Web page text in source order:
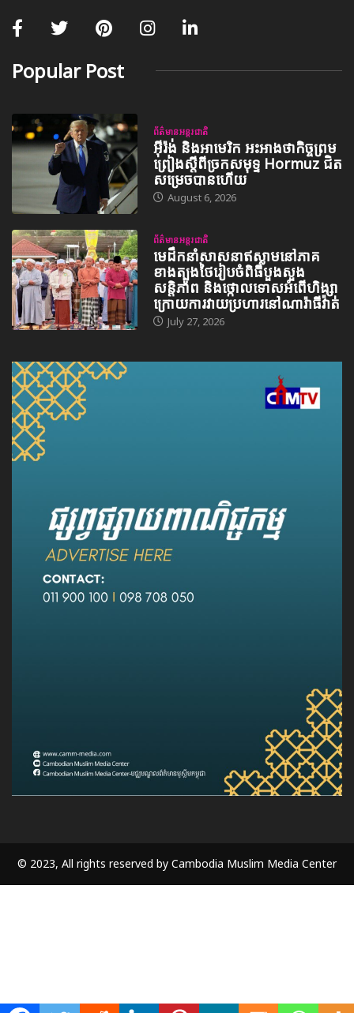
Popular Post
ព័ត៌មានអន្តរជាតិ
អ៊ីរ៉ង់ និងអាមេរិក អះអាងថាកិច្ចព្រម
ព្រៀងស្តីពីច្រកសមុទ្ទ Hormuz ជិត
សម្រេចបានហើយ
August 6, 2026
ព័ត៌មានអន្តរជាតិ
មេដឹកនាំសាសនាឥស្លាមនៅភាគ
ខាងត្បូងថៃរៀបចំពិធីបួងសួង
សន្តិភាព និងថ្កោលទោសអំពើហិង្សា
ក្រោយការវាយប្រហារនៅណារ៉ាធីវ៉ាត់
July 27, 2026
© 2023, All rights reserved by Cambodia Muslim Media Center